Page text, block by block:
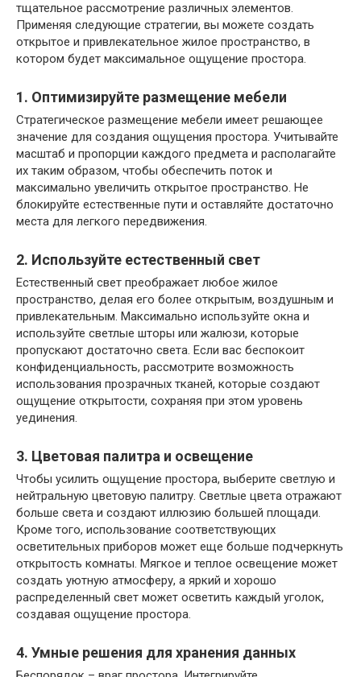
тщательное рассмотрение различных элементов.
Применяя следующие стратегии, вы можете создать
открытое и привлекательное жилое пространство, в
котором будет максимальное ощущение простора.
1. Оптимизируйте размещение мебели
Стратегическое размещение мебели имеет решающее
значение для создания ощущения простора. Учитывайте
масштаб и пропорции каждого предмета и располагайте
их таким образом, чтобы обеспечить поток и
максимально увеличить открытое пространство. Не
блокируйте естественные пути и оставляйте достаточно
места для легкого передвижения.
2. Используйте естественный свет
Естественный свет преображает любое жилое
пространство, делая его более открытым, воздушным и
привлекательным. Максимально используйте окна и
используйте светлые шторы или жалюзи, которые
пропускают достаточно света. Если вас беспокоит
конфиденциальность, рассмотрите возможность
использования прозрачных тканей, которые создают
ощущение открытости, сохраняя при этом уровень
уединения.
3. Цветовая палитра и освещение
Чтобы усилить ощущение простора, выберите светлую и
нейтральную цветовую палитру. Светлые цвета отражают
больше света и создают иллюзию большей площади.
Кроме того, использование соответствующих
осветительных приборов может еще больше подчеркнуть
открытость комнаты. Мягкое и теплое освещение может
создать уютную атмосферу, а яркий и хорошо
распределенный свет может осветить каждый уголок,
создавая ощущение простора.
4. Умные решения для хранения данных